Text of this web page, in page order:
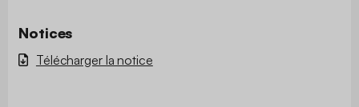
Notices
Télécharger la notice